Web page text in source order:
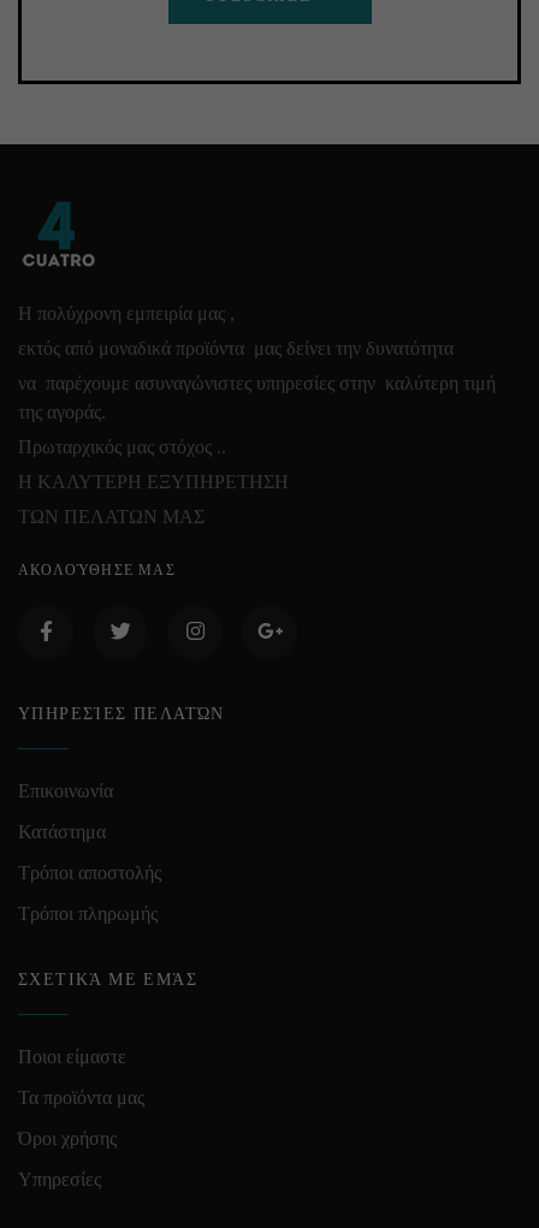
Η πολύχρονη εμπειρία μας ,
εκτός από μοναδικά προϊόντα μας δείνει την δυνατότητα
να παρέχουμε ασυναγώνιστες υπηρεσίες στην καλύτερη τιμή
της αγοράς.
Πρωταρχικός μας στόχος ..
Η ΚΑΛΥΤΕΡΗ ΕΞΥΠΗΡΕΤΗΣΗ
ΤΩΝ ΠΕΛΑΤΩΝ ΜΑΣ
ΑΚΟΛΟΎΘΗΣΕ ΜΑΣ
ΥΠΗΡΕΣΊΕΣ ΠΕΛΑΤΏΝ
Επικοινωνία
Κατάστημα
Τρόποι αποστολής
Τρόποι πληρωμής
ΣΧΕΤΙΚΆ ΜΕ ΕΜΆΣ
Ποιοι είμαστε
Τα προϊόντα μας
Όροι χρήσης
Υπηρεσίες